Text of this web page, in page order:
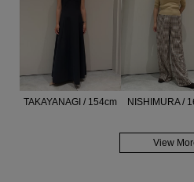
TAKAYANAGI / 154cm NISHIMURA /
View